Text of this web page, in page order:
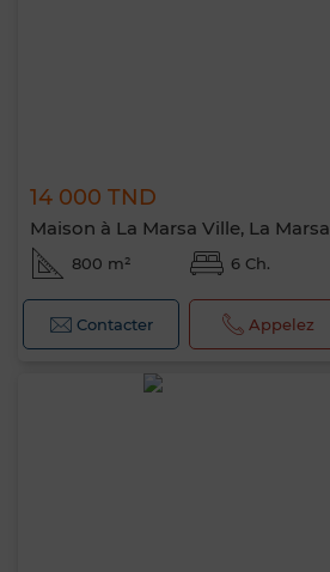
14 000 TND
Maison à La Marsa Ville, La Marsa
800 m² 6 Ch.
Contacter Appelez